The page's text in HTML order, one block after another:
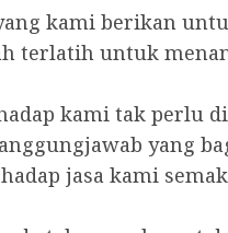
kami berikan
terlatih untuk
kami tak perlu
yang
jasa kami